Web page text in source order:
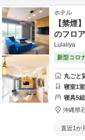
ホテル
【禁煙
のフロ
Lulaliya
新型コロ
丸ごと
寝室1室
寝具5組
沖縄県
直近1か